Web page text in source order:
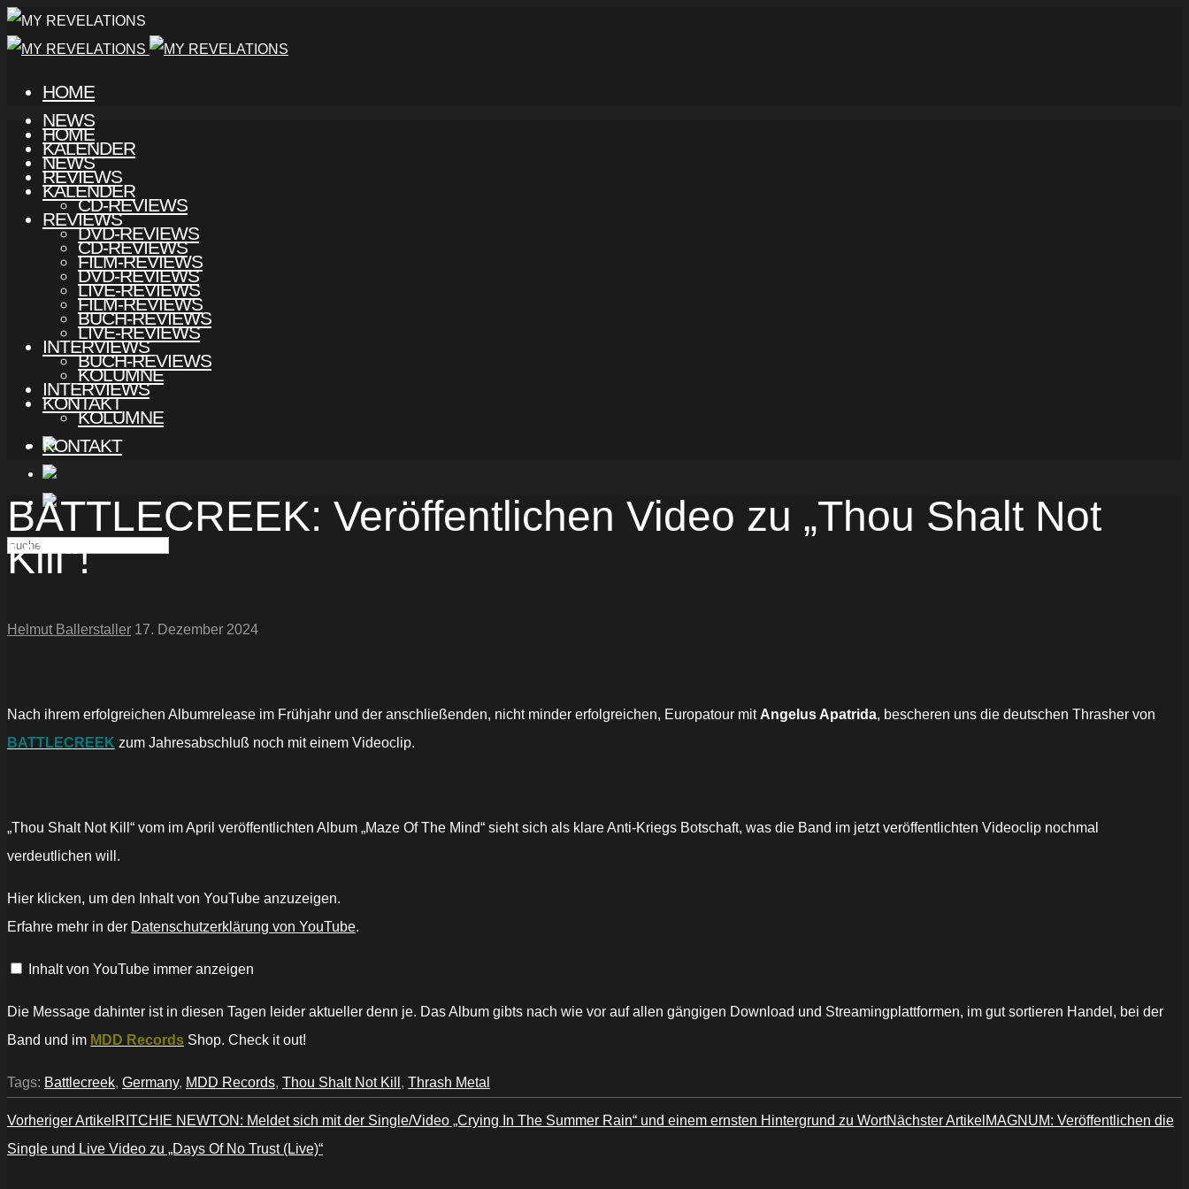
HOME
NEWS
KALENDER
REVIEWS
CD-REVIEWS
DVD-REVIEWS
FILM-REVIEWS
LIVE-REVIEWS
BUCH-REVIEWS
INTERVIEWS
KOLUMNE
KONTAKT
HOME
NEWS
KALENDER
REVIEWS
CD-REVIEWS
DVD-REVIEWS
FILM-REVIEWS
LIVE-REVIEWS
BUCH-REVIEWS
INTERVIEWS
KOLUMNE
KONTAKT
BATTLECREEK: Veröffentlichen Video zu „Thou Shalt Not
Kill“!
Helmut Ballerstaller 17. Dezember 2024
Nach ihrem erfolgreichen Albumrelease im Frühjahr und der anschließenden, nicht minder erfolgreichen, Europatour mit Angelus Apatrida, bescheren uns die deutschen Thrasher von
BATTLECREEK zum Jahresabschluß noch mit einem Videoclip.
„Thou Shalt Not Kill“ vom im April veröffentlichten Album „Maze Of The Mind“ sieht sich als klare Anti-Kriegs Botschaft, was die Band im jetzt veröffentlichten Videoclip nochmal
verdeutlichen will.
„BATTLECREEK
–
Shalt
(official
YouTube
Hier klicken, um den Inhalt von YouTube anzuzeigen.
Erfahre mehr in der Datenschutzerklärung von YouTube.
Inhalt von YouTube immer anzeigen
Die Message dahinter ist in diesen Tagen leider aktueller denn je. Das Album gibts nach wie vor auf allen gängigen Download und Streamingplattformen, im gut sortieren Handel, bei der
Band und im MDD Records Shop. Check it out!
Tags: Battlecreek, Germany, MDD Records, Thou Shalt Not Kill , Thrash Metal
Vorheriger Artikel RITCHIE NEWTON: Meldet sich mit der Single/Video „Crying In The Summer Rain“ und einem ernsten Hintergrund zu WortNächster Artikel MAGNUM: Veröffentlichen die
Single und Live Video zu „Days Of No Trust (Live)“